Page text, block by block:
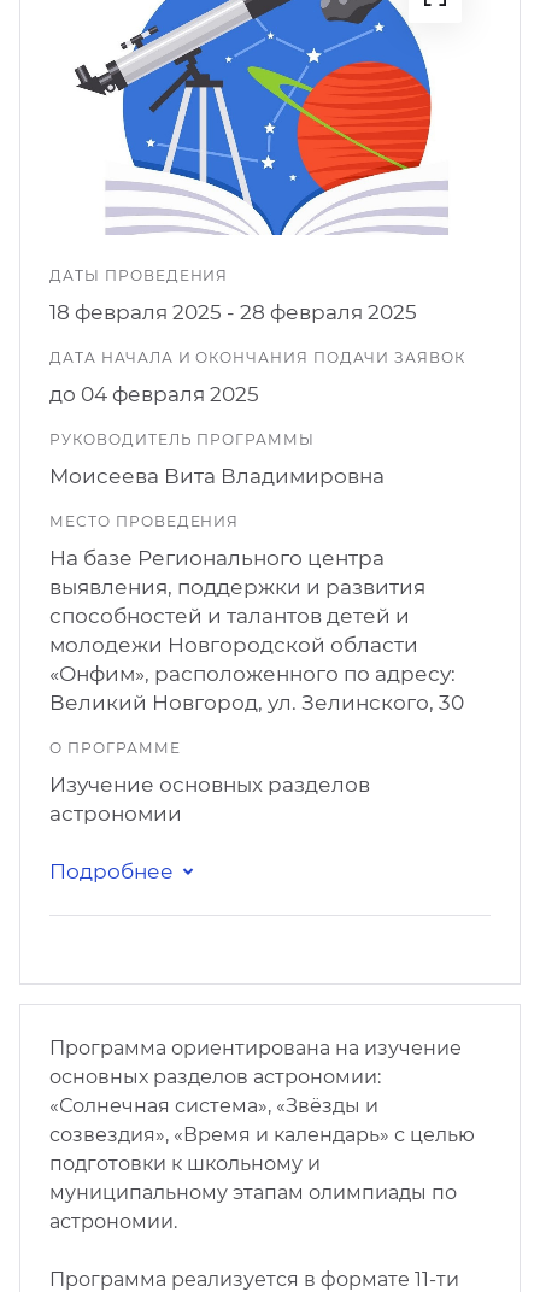
в СМИ
программы
ДАТЫ ПРОВЕДЕНИЯ
18 февраля 2025 - 28 февраля 2025
ДАТА НАЧАЛА И ОКОНЧАНИЯ ПОДАЧИ ЗАЯВОК
до 04 февраля 2025
РУКОВОДИТЕЛЬ ПРОГРАММЫ
Моисеева Вита Владимировна
МЕСТО ПРОВЕДЕНИЯ
На базе Регионального центра
выявления, поддержки и развития
способностей и талантов детей и
молодежи Новгородской области
«Онфим», расположенного по адресу:
Великий Новгород, ул. Зелинского, 30
О ПРОГРАММЕ
Изучение основных разделов
астрономии
Подробнее
Программа ориентирована на изучение
основных разделов астрономии:
«Солнечная система», «Звёзды и
созвездия», «Время и календарь» с целью
подготовки к школьному и
муниципальному этапам олимпиады по
астрономии.
Программа реализуется в формате 11-ти